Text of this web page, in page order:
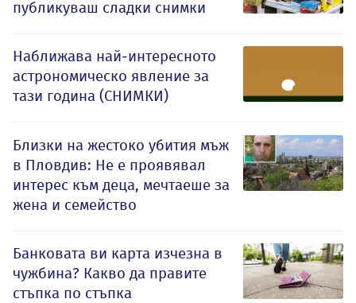
публикуваш сладки снимки
Наближава най-интересното
астрономическо явление за
тази година (СНИМКИ)
Близки на жестоко убития мъж
в Пловдив: Не е проявявал
интерес към деца, мечтаеше за
жена и семейство
Банковата ви карта изчезна в
чужбина? Какво да правите
стъпка по стъпка